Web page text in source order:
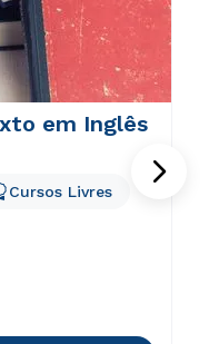
em Inglês
Cursos Livres